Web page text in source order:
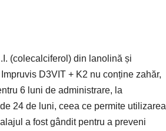
(colecalciferol) din lanolină și
Impruvis D3VIT + K2 nu conține zahăr,
6 luni de administrare, la
24 de luni, ceea ce permite utilizarea
a fost gândit pentru a preveni